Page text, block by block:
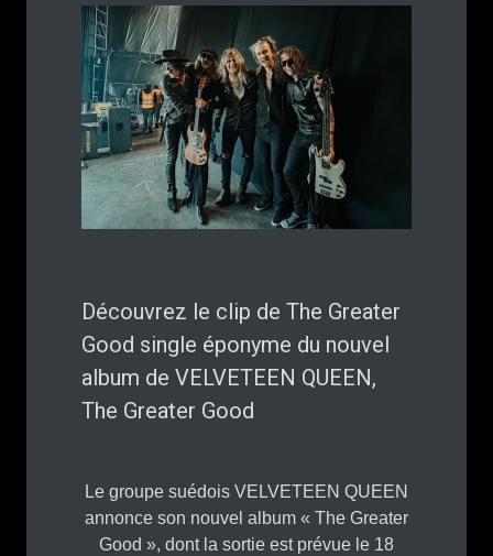
Découvrez le clip de The Greater
Good single éponyme du nouvel
album de VELVETEEN QUEEN,
The Greater Good
Le groupe suédois VELVETEEN QUEEN
annonce son nouvel album « The Greater
Good », dont la sortie est prévue le 18